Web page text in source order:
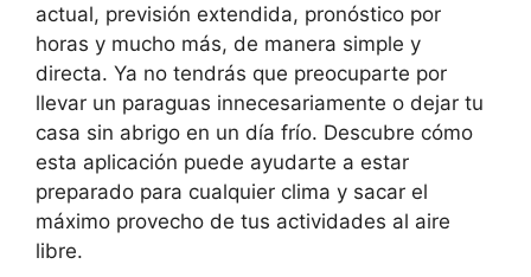
actual, previsión extendida, pronóstico por
horas y mucho más, de manera simple y
directa. Ya no tendrás que preocuparte por
llevar un paraguas innecesariamente o dejar tu
casa sin abrigo en un día frío. Descubre cómo
esta aplicación puede ayudarte a estar
preparado para cualquier clima y sacar el
máximo provecho de tus actividades al aire
libre.